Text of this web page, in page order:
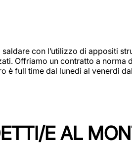
con l’utilizzo di appositi
Offriamo un contratto a
full time dal lunedì al venerdì
E AL